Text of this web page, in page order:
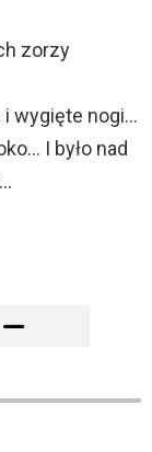
zorzy
i wygięte nogi…
I było nad